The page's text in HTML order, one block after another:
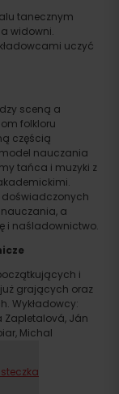
tanecznym
widowni.
uczyć
sceną a
folkloru
częścią
nauczania
tańca i muzyki z
a
i naśladownictwo.
i
grających oraz
Wykładowcy:
Zapletalová, Ján
Michal